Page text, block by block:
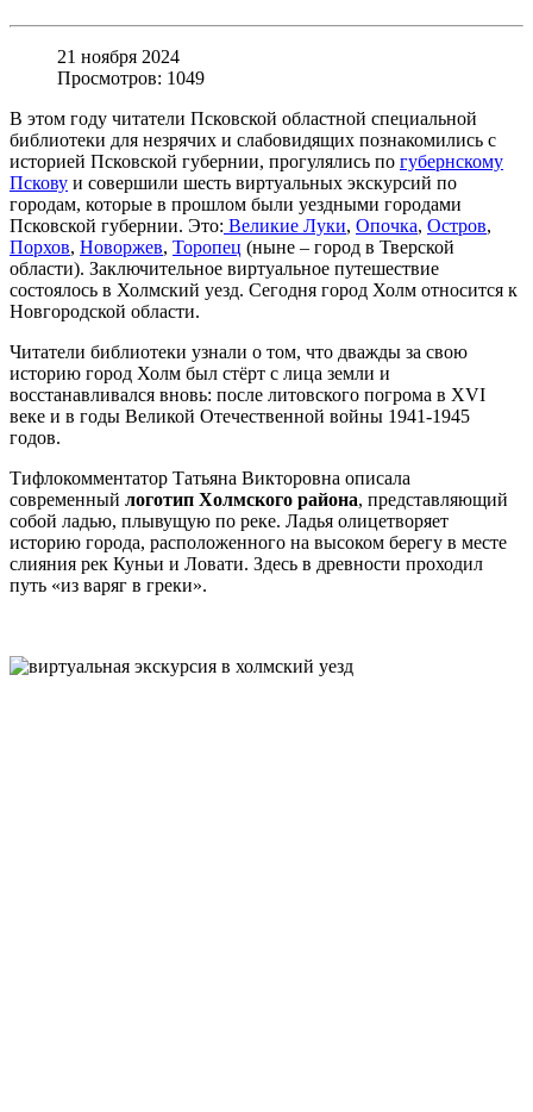
21 ноября 2024
Просмотров: 1049
В этом году читатели Псковской областной специальной
библиотеки для незрячих и слабовидящих познакомились с
историей Псковской губернии, прогулялись по губернскому
Пскову и совершили шесть виртуальных экскурсий по
городам, которые в прошлом были уездными городами
Псковской губернии. Это: Великие Луки, Опочка, Остров,
Порхов, Новоржев, Торопец (ныне – город в Тверской
области). Заключительное виртуальное путешествие
состоялось в Холмский уезд. Сегодня город Холм относится к
Новгородской области.
Читатели библиотеки узнали о том, что дважды за свою
историю город Холм был стёрт с лица земли и
восстанавливался вновь: после литовского погрома в XVI
веке и в годы Великой Отечественной войны 1941-1945
годов.
Тифлокомментатор Татьяна Викторовна описала
современный логотип Холмского района, представляющий
собой ладью, плывущую по реке. Ладья олицетворяет
историю города, расположенного на высоком берегу в месте
слияния рек Куньи и Ловати. Здесь в древности проходил
путь «из варяг в греки».